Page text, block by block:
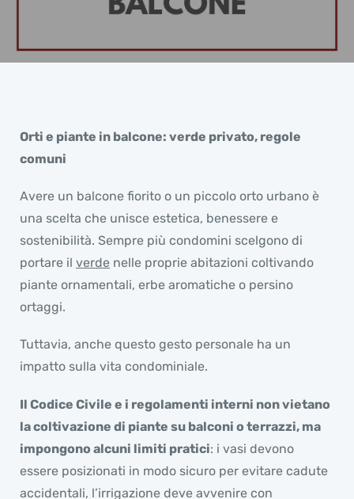
Orti e piante in balcone: verde privato, regole
comuni
Avere un balcone fiorito o un piccolo orto urbano è
una scelta che unisce estetica, benessere e
sostenibilità. Sempre più condomini scelgono di
portare il verde nelle proprie abitazioni coltivando
piante ornamentali, erbe aromatiche o persino
ortaggi.
Tuttavia, anche questo gesto personale ha un
impatto sulla vita condominiale.
Il Codice Civile e i regolamenti interni non vietano
la coltivazione di piante su balconi o terrazzi, ma
impongono alcuni limiti pratici: i vasi devono
essere posizionati in modo sicuro per evitare cadute
accidentali, l’irrigazione deve avvenire con